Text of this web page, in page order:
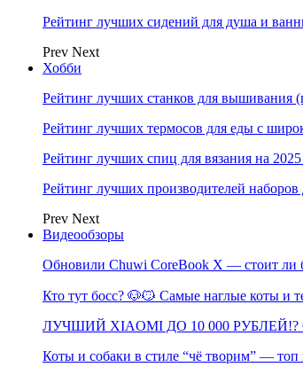
Рейтинг лучших сидений для душа и
Prev Next
Хобби
Рейтинг лучших станков для вышивания
Рейтинг лучших термосов для еды с
Рейтинг лучших спиц для вязания на 2025
Рейтинг лучших производителей
Prev Next
Видеообзоры
Обновили Chuwi CoreBook X — стоит ли
Кто тут босс? 🐶😼 Самые наглые коты и
ЛУЧШИЙ XIAOMI ДО 10 000
Коты и собаки в стиле “чё творим” —